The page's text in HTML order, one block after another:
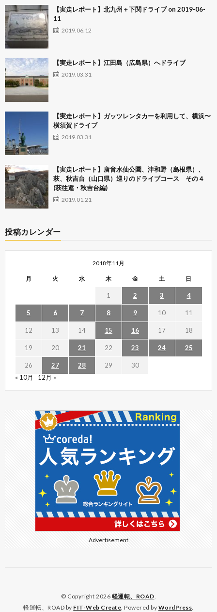
【実走レポート】北九州＋下関ドライブ on 2019-06-
11
2019.06.12
【実走レポート】江田島（広島県）へドライブ
2019.03.31
【実走レポート】ガッツレンタカーを利用して、横浜〜
横須賀ドライブ
2019.03.31
【実走レポート】唐音水仙公園、津和野（島根県）、
萩、秋吉台（山口県）巡りのドライブコース その４
(萩往還・秋吉台編)
2019.01.21
投稿カレンダー
2018年11月
月 火 水 木 金 土 日
1 2 3 4
5 6 7 8 9 10 11
12 13 14 15 16 17 18
19 20 21 22 23 24 25
26 27 28 29
30
« 10月
12月 »
Advertisement
© Copyright 2026 軽運転、ROAD.
軽運転、ROAD by FIT-Web Create. Powered by WordPress.